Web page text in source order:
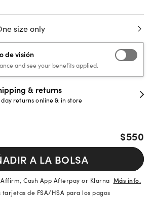
size only
de visión
and see your benefits applied.
& returns
day returns online & in store
$550
A LA BOLSA
Cash App Afterpay or Klarna Más info.
tarjetas de FSA/HSA para los pagos